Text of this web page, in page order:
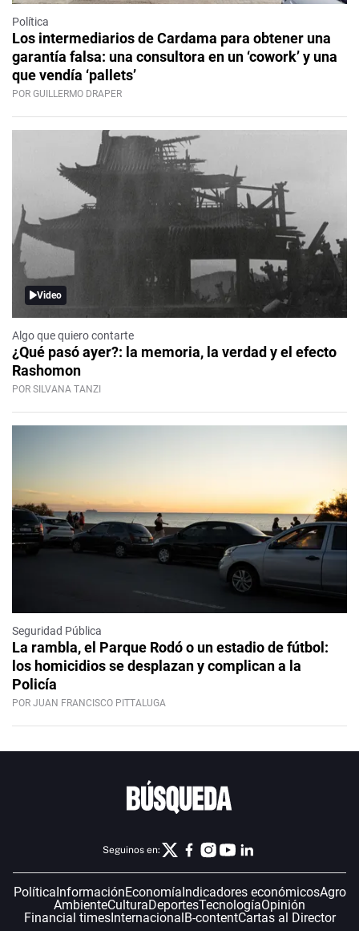
Política
Los intermediarios de Cardama para obtener una
garantía falsa: una consultora en un ‘cowork’ y una
que vendía ‘pallets’
POR GUILLERMO DRAPER
Video
Algo que quiero contarte
¿Qué pasó ayer?: la memoria, la verdad y el efecto
Rashomon
POR SILVANA TANZI
Seguridad Pública
La rambla, el Parque Rodó o un estadio de fútbol:
los homicidios se desplazan y complican a la
Policía
POR JUAN FRANCISCO PITTALUGA
Seguinos en:
PolíticaInformaciónEconomíaIndicadores económicosAgro
AmbienteCulturaDeportesTecnologíaOpinión
Financial timesInternacionalB-contentCartas al Director